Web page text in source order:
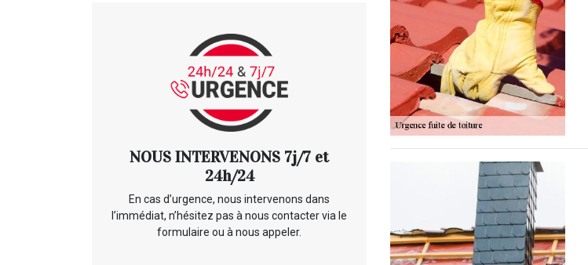
NOUS INTERVENONS 7j/7 et
24h/24
En cas d’urgence, nous intervenons dans
l’immédiat, n’hésitez pas à nous contacter via le
formulaire ou à nous appeler.